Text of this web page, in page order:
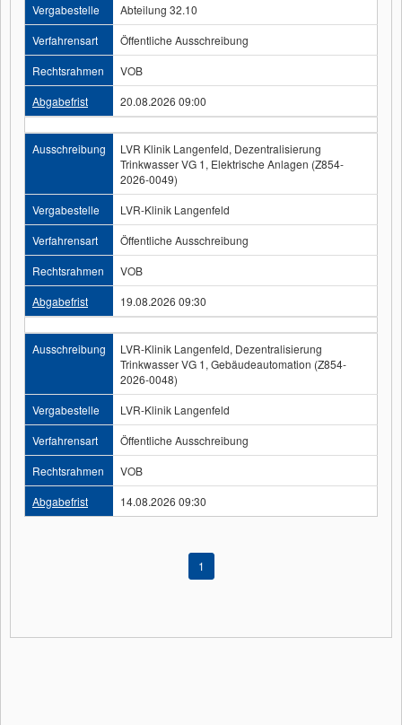
Vergabestelle
Abteilung 32.10
Verfahrensart
Öffentliche Ausschreibung
Rechtsrahmen
VOB
Abgabefrist
20.08.2026 09:00
Ausschreibung
LVR Klinik Langenfeld, Dezentralisierung
Trinkwasser VG 1, Elektrische Anlagen (Z854-
2026-0049)
Vergabestelle
LVR-Klinik Langenfeld
Verfahrensart
Öffentliche Ausschreibung
Rechtsrahmen
VOB
Abgabefrist
19.08.2026 09:30
Ausschreibung
LVR-Klinik Langenfeld, Dezentralisierung
Trinkwasser VG 1, Gebäudeautomation (Z854-
2026-0048)
Vergabestelle
LVR-Klinik Langenfeld
Verfahrensart
Öffentliche Ausschreibung
Rechtsrahmen
VOB
Abgabefrist
14.08.2026 09:30
1